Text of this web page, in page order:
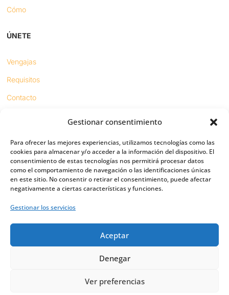
Gestionar consentimiento
Para ofrecer las mejores experiencias, utilizamos tecnologías como las
cookies para almacenar y/o acceder a la información del dispositivo. El
consentimiento de estas tecnologías nos permitirá procesar datos
como el comportamiento de navegación o las identificaciones únicas
en este sitio. No consentir o retirar el consentimiento, puede afectar
negativamente a ciertas características y funciones.
Gestionar los servicios
Aceptar
Denegar
Ver preferencias
Cómo
ÚNETE
Vengajas
Requisitos
Contacto
Sínodo digital
Respeto en redes
PUENTES